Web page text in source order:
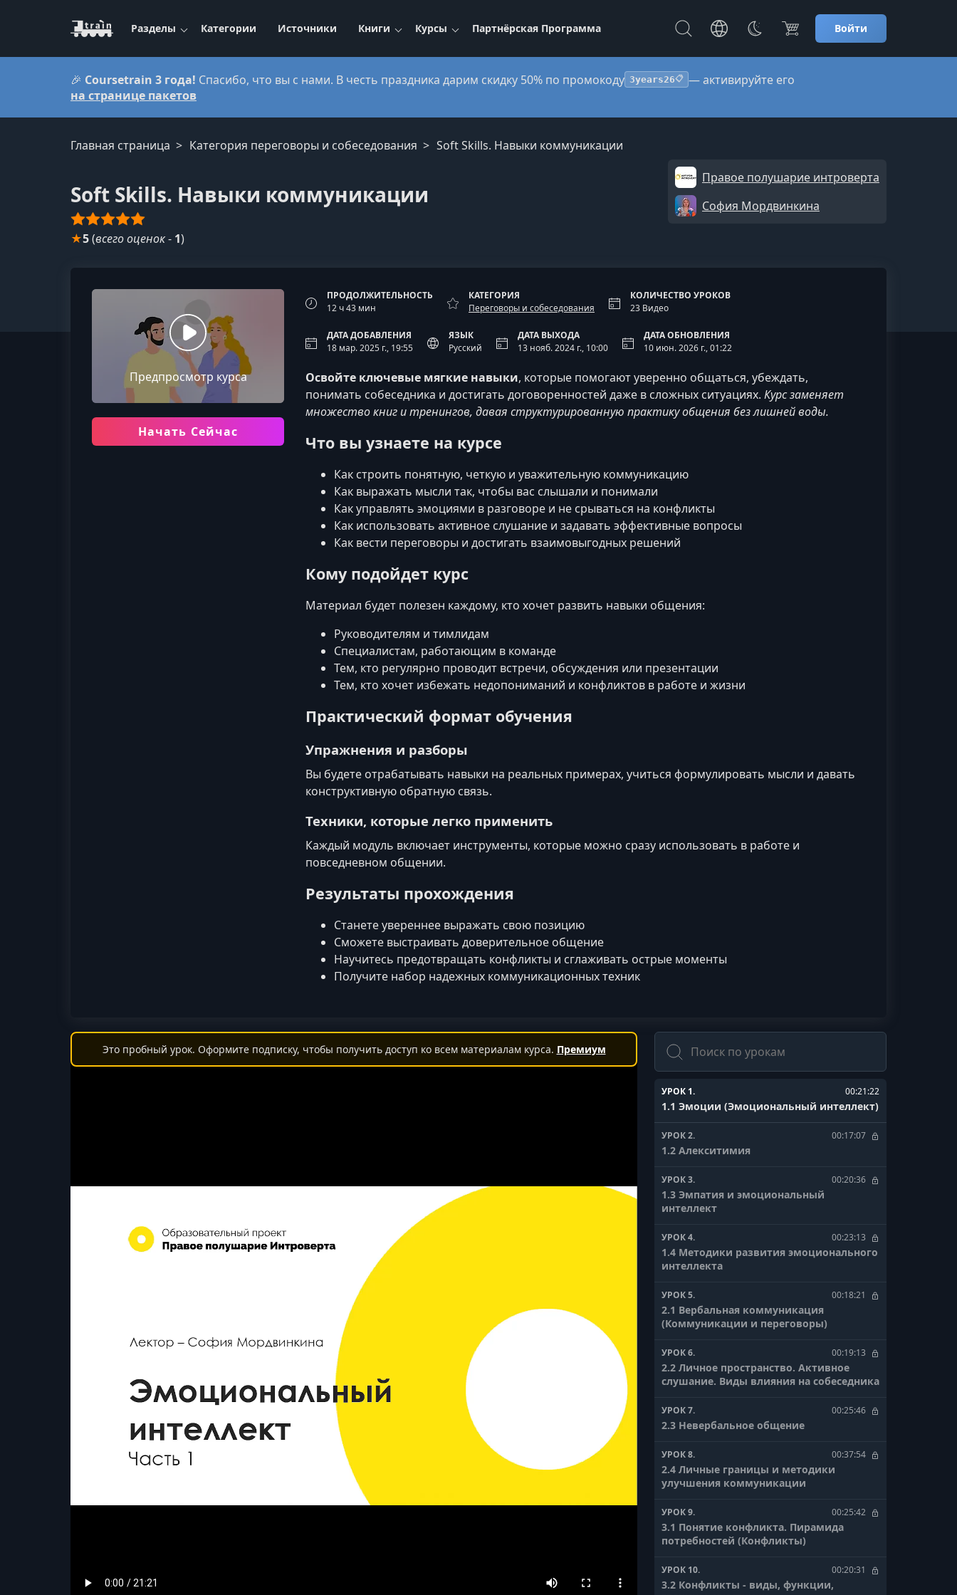
Разделы Категории Источники Книги Курсы Партнёрская Программа Войти
🎉 Coursetrain 3 года! Спасибо, что вы с нами. В честь праздника дарим скидку 50% по промокоду 3years26📋 — активируйте его
на странице пакетов
Главная страница Категория переговоры и собеседования Soft Skills. Навыки коммуникации
Soft Skills. Навыки коммуникации
Правое полушарие интроверта
София Мордвинкина
★5(всего оценок- 1)
Предпросмотр курса
Начать Сейчас
ПРОДОЛЖИТЕЛЬНОСТЬ
12 ч 43 мин
КАТЕГОРИЯ
Переговоры и собеседования
КОЛИЧЕСТВО УРОКОВ
23 Видео
ДАТА ДОБАВЛЕНИЯ
18 мар. 2025 г., 19:55
ЯЗЫК
Русский
ДАТА ВЫХОДА
13 нояб. 2024 г., 10:00
ДАТА ОБНОВЛЕНИЯ
10 июн. 2026 г., 01:22
Освойте ключевые мягкие навыки, которые помогают уверенно общаться, убеждать,
понимать собеседника и достигать договоренностей даже в сложных ситуациях. Курс заменяет
множество книг и тренингов, давая структурированную практику общения без лишней воды.
Что вы узнаете на курсе
Как строить понятную, четкую и уважительную коммуникацию
Как выражать мысли так, чтобы вас слышали и понимали
Как управлять эмоциями в разговоре и не срываться на конфликты
Как использовать активное слушание и задавать эффективные вопросы
Как вести переговоры и достигать взаимовыгодных решений
Кому подойдет курс
Материал будет полезен каждому, кто хочет развить навыки общения:
Руководителям и тимлидам
Специалистам, работающим в команде
Тем, кто регулярно проводит встречи, обсуждения или презентации
Тем, кто хочет избежать недопониманий и конфликтов в работе и жизни
Практический формат обучения
Упражнения и разборы
Вы будете отрабатывать навыки на реальных примерах, учиться формулировать мысли и давать
конструктивную обратную связь.
Техники, которые легко применить
Каждый модуль включает инструменты, которые можно сразу использовать в работе и
повседневном общении.
Результаты прохождения
Станете увереннее выражать свою позицию
Сможете выстраивать доверительное общение
Научитесь предотвращать конфликты и сглаживать острые моменты
Получите набор надежных коммуникационных техник
Это пробный урок. Оформите подписку, чтобы получить доступ ко всем материалам курса. Премиум
Поиск
УРОК 1. 00:21:22
1.1 Эмоции (Эмоциональный интеллект)
УРОК 2. 00:17:07
1.2 Алекситимия
УРОК 3. 00:20:36
1.3 Эмпатия и эмоциональный
интеллект
УРОК 4. 00:23:13
1.4 Методики развития эмоционального
интеллекта
УРОК 5. 00:18:21
2.1 Вербальная коммуникация
(Коммуникации и переговоры)
УРОК 6. 00:19:13
2.2 Личное пространство. Активное
слушание. Виды влияния на собеседника
УРОК 7. 00:25:46
2.3 Невербальное общение
УРОК 8. 00:37:54
2.4 Личные границы и методики
улучшения коммуникации
УРОК 9. 00:25:42
3.1 Понятие конфликта. Пирамида
потребностей (Конфликты)
УРОК 10. 00:20:31
3.2 Конфликты - виды, функции,